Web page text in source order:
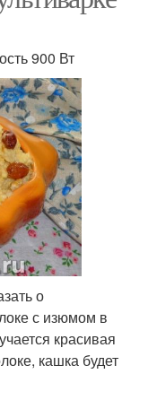
900 Вт
о
с изюмом в
красивая
кашка будет